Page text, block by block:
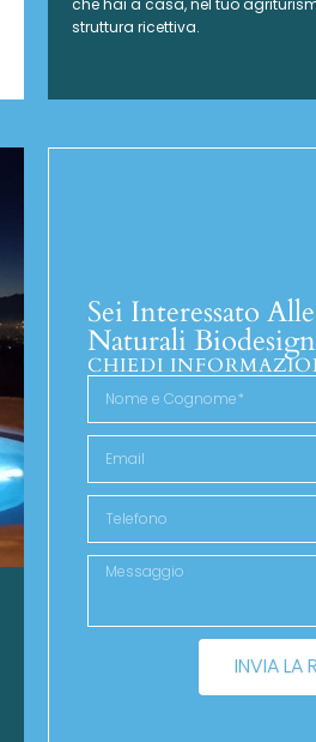
struttura ricettiva.
Sei Interessato
Naturali
CHIEDI
INVIA LA